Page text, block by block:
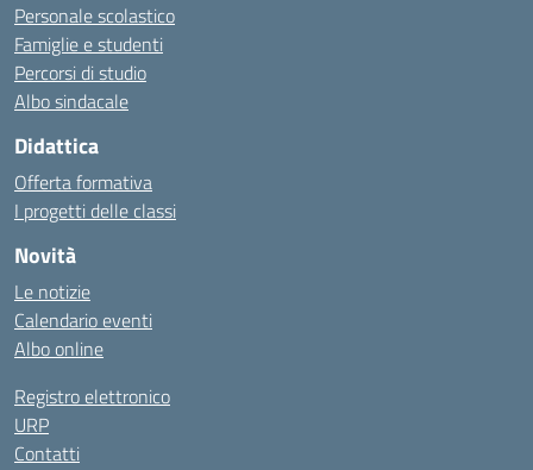
Personale scolastico
Famiglie e studenti
Percorsi di studio
Albo sindacale
Didattica
Offerta formativa
I progetti delle classi
Novità
Le notizie
Calendario eventi
Albo online
Registro elettronico
URP
Contatti